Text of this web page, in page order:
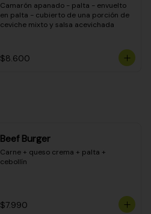
Camarón apanado - palta - envuelto
en palta - cubierto de una porción de
ceviche mixto y salsa acevichada
$8.600
Beef Burger
Carne + queso crema + palta +
cebollín
$7.990